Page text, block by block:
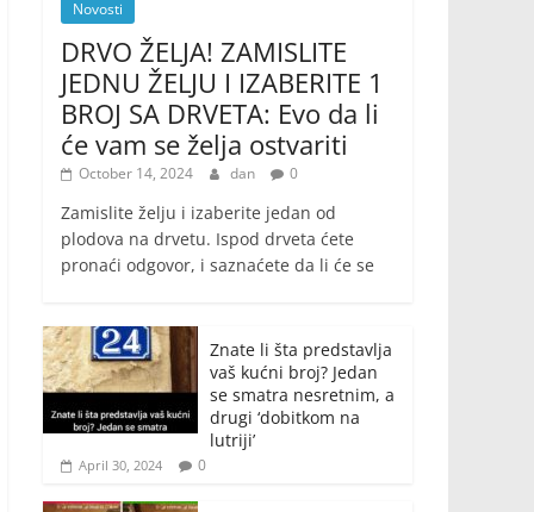
Novosti
DRVO ŽELJA! ZAMISLITE
JEDNU ŽELJU I IZABERITE 1
BROJ SA DRVETA: Evo da li
će vam se želja ostvariti
October 14, 2024 dan 0
Zamislite želju i izaberite jedan od
plodova na drvetu. Ispod drveta ćete
pronaći odgovor, i saznaćete da li će se
Znate li šta predstavlja
vaš kućni broj? Jedan
se smatra nesretnim, a
drugi ‘dobitkom na
lutriji’
April 30, 2024 0